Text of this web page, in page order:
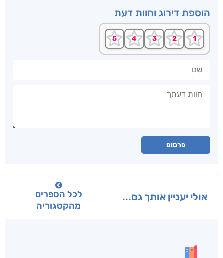
הוספת דירוג וחוות דעת
פרסום
אולי יעניין אותך גם...
לכל הספרים
מהקטגוריה